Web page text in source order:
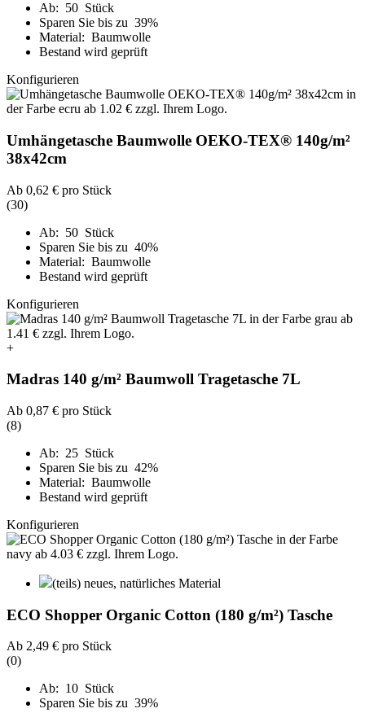
Ab: 50 Stück
Sparen Sie bis zu 39%
Material: Baumwolle
Bestand wird geprüft
Konfigurieren
Umhängetasche Baumwolle OEKO-TEX® 140g/m²
38x42cm
Ab 0,62 € pro Stück
(30)
Ab: 50 Stück
Sparen Sie bis zu 40%
Material: Baumwolle
Bestand wird geprüft
Konfigurieren
+
Madras 140 g/m² Baumwoll Tragetasche 7L
Ab 0,87 € pro Stück
(8)
Ab: 25 Stück
Sparen Sie bis zu 42%
Material: Baumwolle
Bestand wird geprüft
Konfigurieren
(teils) neues, natürliches Material
ECO Shopper Organic Cotton (180 g/m²) Tasche
Ab 2,49 € pro Stück
(0)
Ab: 10 Stück
Sparen Sie bis zu 39%